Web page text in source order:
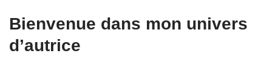
Bienvenue dans mon univers
d’autrice